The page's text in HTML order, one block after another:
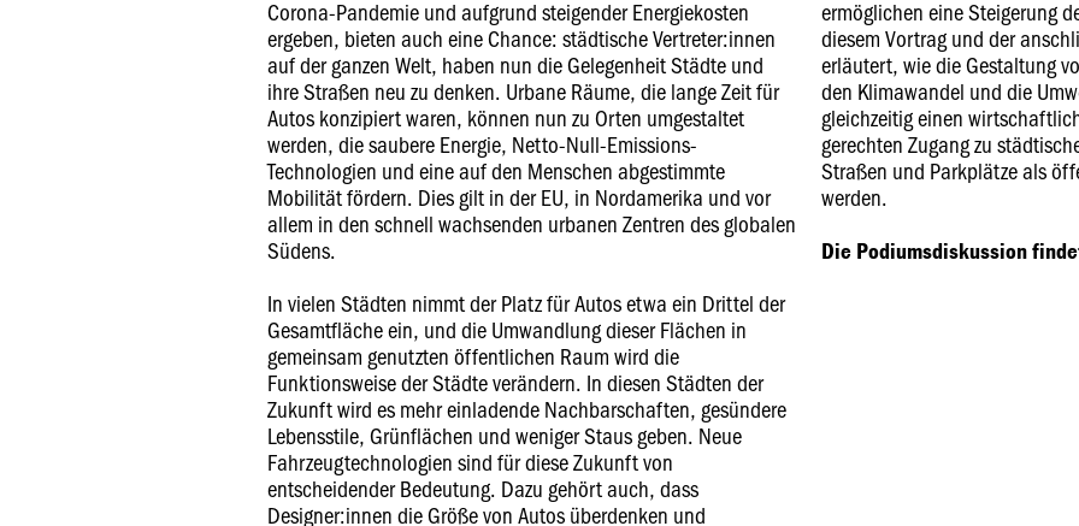
Corona-Pandemie und aufgrund steigender Energiekosten
ergeben, bieten auch eine Chance: städtische Vertreter:innen
auf der ganzen Welt, haben nun die Gelegenheit Städte und
ihre Straßen neu zu denken. Urbane Räume, die lange Zeit für
Autos konzipiert waren, können nun zu Orten umgestaltet
werden, die saubere Energie, Netto-Null-Emissions-
Technologien und eine auf den Menschen abgestimmte
Mobilität fördern. Dies gilt in der EU, in Nordamerika und vor
allem in den schnell wachsenden urbanen Zentren des globalen
Südens.
In vielen Städten nimmt der Platz für Autos etwa ein Drittel der
Gesamtfläche ein, und die Umwandlung dieser Flächen in
gemeinsam genutzten öffentlichen Raum wird die
Funktionsweise der Städte verändern. In diesen Städten der
Zukunft wird es mehr einladende Nachbarschaften, gesündere
Lebensstile, Grünflächen und weniger Staus geben. Neue
Fahrzeugtechnologien sind für diese Zukunft von
entscheidender Bedeutung. Dazu gehört auch, dass
Designer:innen die Größe von Autos überdenken und
ermöglichen eine Steigerung
diesem Vortrag und der
erläutert, wie die Gestaltung
den Klimawandel und die
gleichzeitig einen
gerechten Zugang zu
Straßen und Parkplätze als
werden.
Die Podiumsdiskussion